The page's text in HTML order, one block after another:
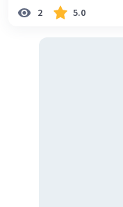
Sedangkan Rini
2 5.0